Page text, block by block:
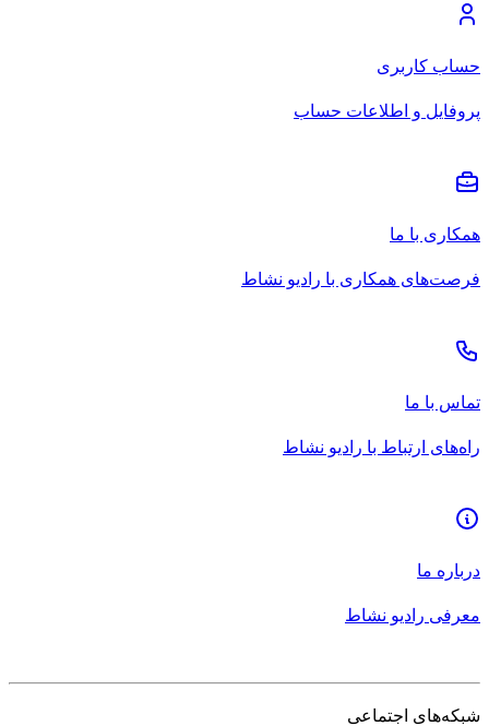
حساب کاربری
پروفایل و اطلاعات حساب
همکاری با ما
فرصت‌های همکاری با رادیو نشاط
تماس با ما
راه‌های ارتباط با رادیو نشاط
درباره ما
معرفی رادیو نشاط
شبکه‌های اجتماعی